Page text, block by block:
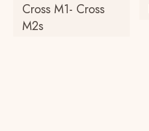
Cross M1- Cross
M2s